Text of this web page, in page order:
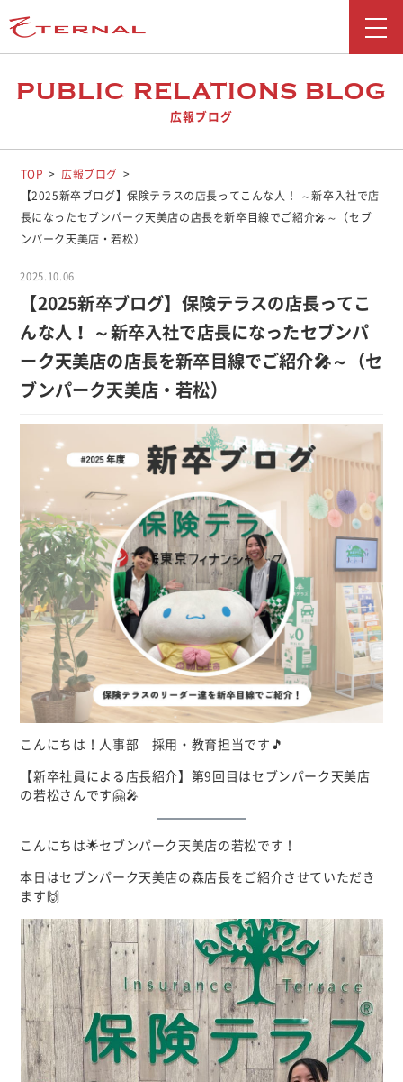
PUBLIC RELATIONS BLOG
広報ブログ
TOP
広報ブログ
【2025新卒ブログ】保険テラスの店長ってこんな人！ ～新卒入社で店
長になったセブンパーク天美店の店長を新卒目線でご紹介🎤～（セブ
ンパーク天美店・若松）
2025.10.06
【2025新卒ブログ】保険テラスの店長ってこ
んな人！ ～新卒入社で店長になったセブンパ
ーク天美店の店長を新卒目線でご紹介🎤～（セ
ブンパーク天美店・若松）
こんにちは！人事部 採用・教育担当です🎵
【新卒社員による店長紹介】第9回目はセブンパーク天美店
の若松さんです🤗🎤
こんにちは🌟セブンパーク天美店の若松です！
本日はセブンパーク天美店の森店長をご紹介させていただき
ます🙌
勧誘方針
お客さま本位の業務運営に関する取り組み
反社会勢力に対する基本方針
カスタマーハラスメントに対する基本方針